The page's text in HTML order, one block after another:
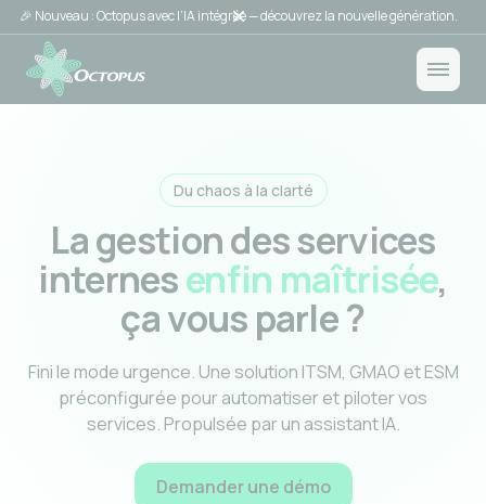
🎉 Nouveau : Octopus avec l’IA intégrée — découvrez la nouvelle génération.
Du chaos à la clarté
La gestion des services
internesenfin maîtrisée,
ça vous parle ?
Fini le mode urgence. Une solution ITSM, GMAO et ESM
préconfigurée pour automatiser et piloter vos
services. Propulsée par un assistant IA.
Demander une démo